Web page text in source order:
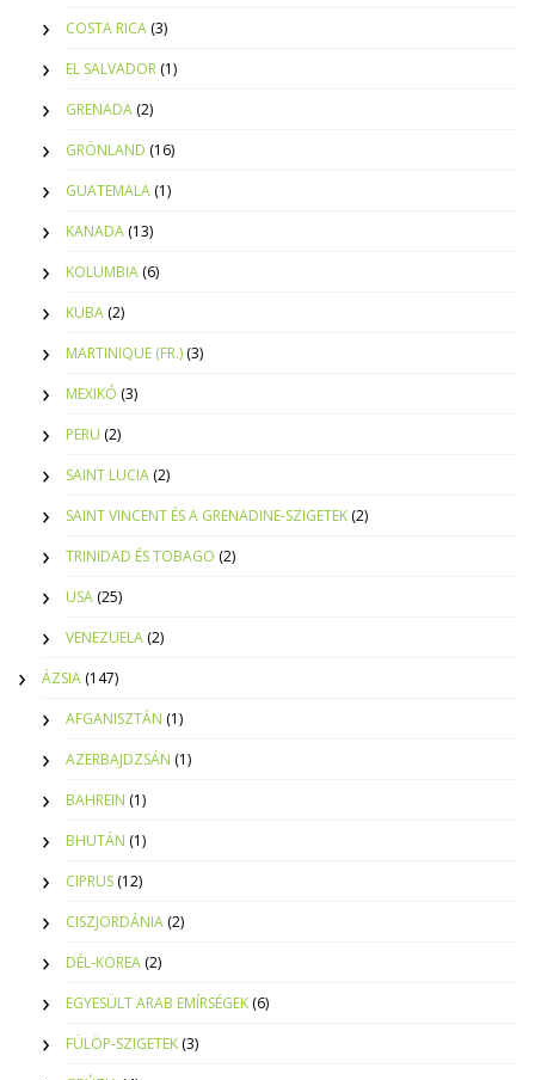
COSTA RICA (3)
EL SALVADOR (1)
GRENADA (2)
GRÖNLAND (16)
GUATEMALA (1)
KANADA (13)
KOLUMBIA (6)
KUBA (2)
MARTINIQUE (FR.) (3)
MEXIKÓ (3)
PERU (2)
SAINT LUCIA (2)
SAINT VINCENT ÉS A GRENADINE-SZIGETEK (2)
TRINIDAD ÉS TOBAGO (2)
USA (25)
VENEZUELA (2)
ÁZSIA (147)
AFGANISZTÁN (1)
AZERBAJDZSÁN (1)
BAHREIN (1)
BHUTÁN (1)
CIPRUS (12)
CISZJORDÁNIA (2)
DÉL-KOREA (2)
EGYESÜLT ARAB EMÍRSÉGEK (6)
FÜLÖP-SZIGETEK (3)